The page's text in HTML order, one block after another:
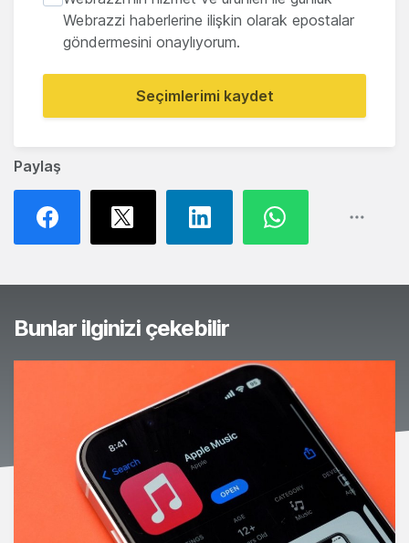
Paylaş
Webrazzi haberlerine ilişkin olarak epostalar
göndermesini onaylıyorum.
Seçimlerimi kaydet
Bunlar ilginizi çekebilir